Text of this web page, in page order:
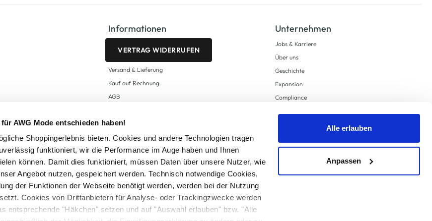
AWG Mode entschieden haben!
Shoppingerlebnis bieten. Cookies und andere Technologien tragen
funktioniert, wir die Performance im Auge haben und Ihnen
können. Damit dies funktioniert, müssen Daten über unsere Nutzer, wie
Angebot nutzen, gespeichert werden. Technisch notwendige Cookies,
der Funktionen der Webseite benötigt werden, werden bei der Nutzung
Cookies von Drittanbietern für Analyse- oder Trackingzwecke werden
entsprechende "Häkchen" setzen und auf "Auswahl erlauben" bzw. "Alle
Alle erlauben
Anpassen
Informationen
VERTRAG WIDERRUFEN
Versand & Lieferung
Kauf auf Rechnung
AGB
Zahlungsarten
Datenschutz
AWG CARD Teilnahmebedingungen
Unternehmen
Jobs & Karriere
Über uns
Geschichte
Expansion
Compliance
Supply Chain Due Diligence
zzgl.